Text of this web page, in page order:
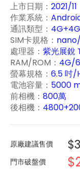
上市日期： 2021/11
作業系統： Android
通訊類型： 4G+4G
SIM卡規格：
處理器： 紫光展銳
RAM/ROM： 4G/
螢幕規格： 6.5 吋/
電池容量： 5000
前相機： 800萬
後相機：
原廠建議售價
門市破盤價